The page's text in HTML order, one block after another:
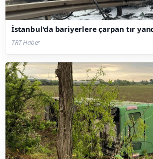
İstanbul'da bariyerlere çarpan tır
TRT Haber